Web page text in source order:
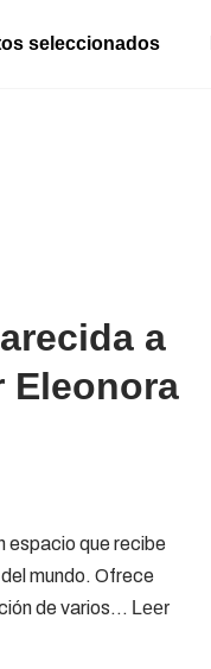
seleccionados
a
Eleonora
espacio que recibe
mundo. Ofrece
de varios… Leer